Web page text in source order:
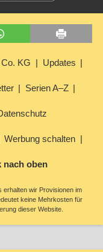
KG Updates
Serien A–Z
Werbung schalten
nach oben
wir Provisionen im
keine Mehrkosten für
dieser Website.